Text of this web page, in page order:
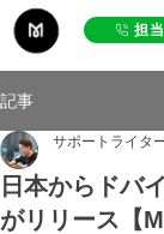
担
記事
日本からドバ
がリリース【
サポートライタ